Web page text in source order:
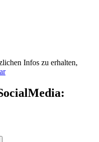
Infos zu erhalten,